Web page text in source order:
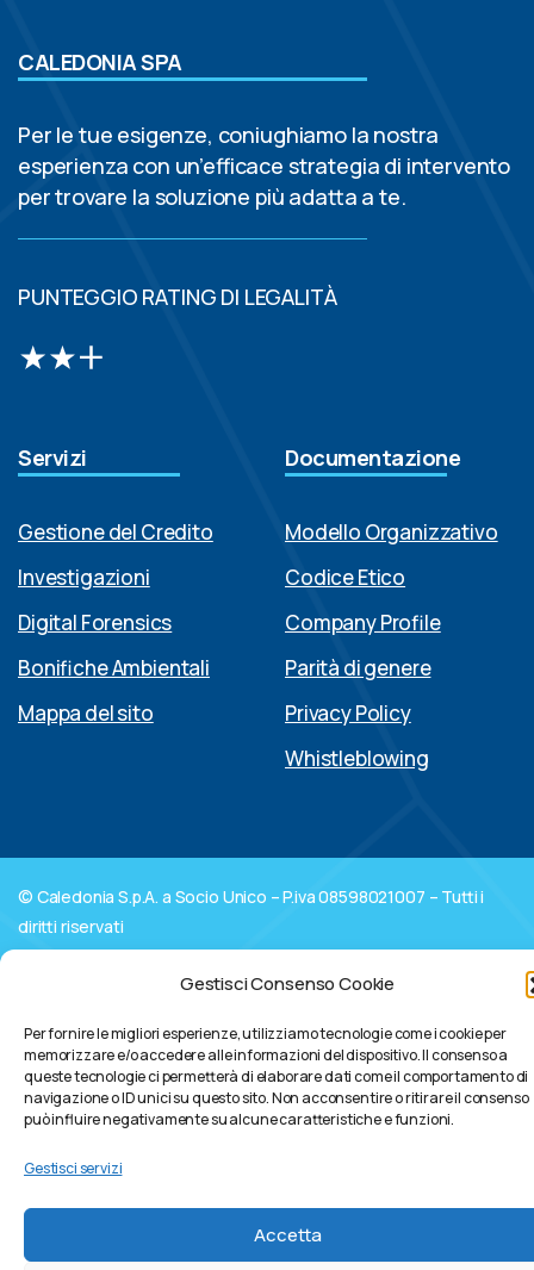
Gestisci Consenso Cookie
Per fornire le migliori esperienze, utilizziamo tecnologie come i cookie per
memorizzare e/o accedere alle informazioni del dispositivo. Il consenso a
queste tecnologie ci permetterà di elaborare dati come il comportamento di
navigazione o ID unici su questo sito. Non acconsentire o ritirare il consenso
può influire negativamente su alcune caratteristiche e funzioni.
Gestisci servizi
Accetta
CALEDONIA SPA
Per le tue esigenze, coniughiamo la nostra
esperienza con un’efficace strategia di intervento
per trovare la soluzione più adatta a te.
PUNTEGGIO RATING DI LEGALITÀ
Servizi
Gestione del Credito
Investigazioni
Digital Forensics
Bonifiche Ambientali
Mappa del sito
Documentazione
Modello Organizzativo
Codice Etico
Company Profile
Parità di genere
Privacy Policy
Whistleblowing
© Caledonia S.p.A. a Socio Unico – P.iva 08598021007 – Tutti i
diritti riservati